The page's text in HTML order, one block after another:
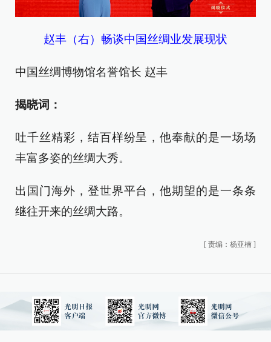
赵丰（右）畅谈中国丝绸业发展现状
中国丝绸博物馆名誉馆长 赵丰
揭晓词：
吐千丝精彩，结百样纷呈，他奉献的是一场场
丰富多姿的丝绸大秀。
出国门海外，登世界平台，他期望的是一条条
继往开来的丝绸大路。
[ 责编：杨亚楠 ]